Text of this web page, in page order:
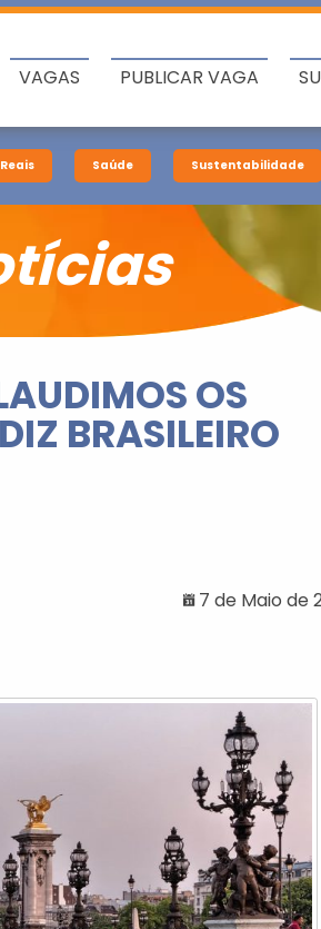
VAGAS PUBLICAR VAGA
Saúde Sustentabilidade
OS
BRASILEIRO
7 de Maio de